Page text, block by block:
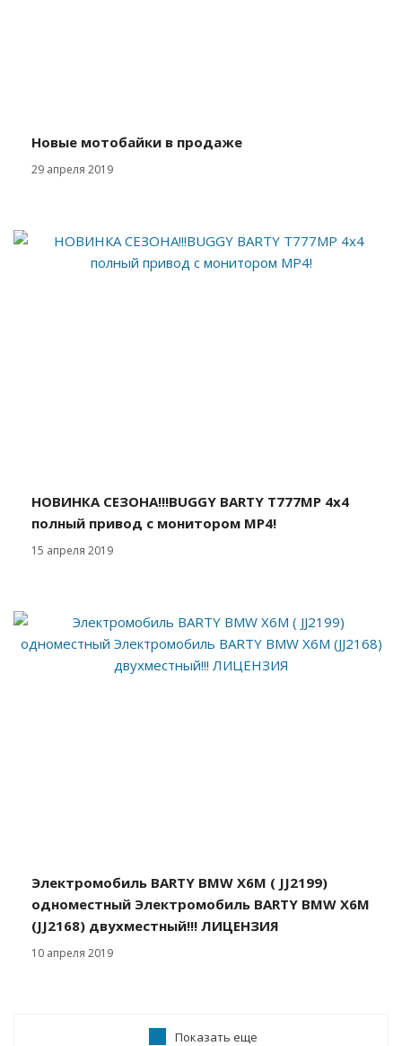
Новые мотобайки в продаже
29 апреля 2019
НОВИНКА СЕЗОНА!!!BUGGY BARTY Т777МР 4х4
полный привод с монитором МР4!
15 апреля 2019
Электромобиль BARTY BMW X6M ( JJ2199)
одноместный Электромобиль BARTY BMW X6M
(JJ2168) двухместный!!! ЛИЦЕНЗИЯ
10 апреля 2019
Показать еще